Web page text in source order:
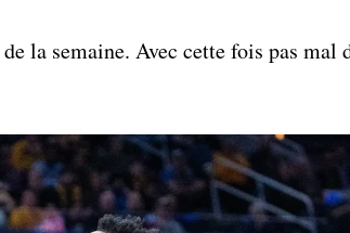
la semaine. Avec cette fois pas mal